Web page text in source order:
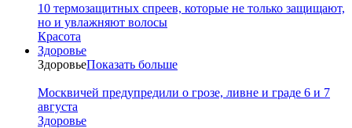
10 термозащитных спреев, которые не только защищают,
но и увлажняют волосы
Красота
Здоровье
ЗдоровьеПоказать больше
Москвичей предупредили о грозе, ливне и граде 6 и 7
августа
Здоровье